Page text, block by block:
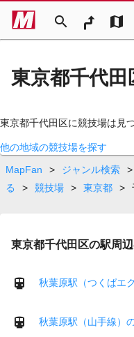
search map
東京都千代
東京都千代田区に競技場は見
他の地域の競技場を探す
MapFan
> ジャンル検索 >
る
> 競技場 > 東京都 >
東京都千代田区の駅周
秋葉原駅（つくばエ
秋葉原駅（山手線）